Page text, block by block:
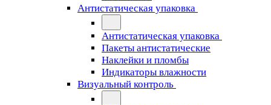
Антистатическая упаковка
Антистатическая упаковка
Пакеты антистатические
Наклейки и пломбы
Индикаторы влажности
Визуальный контроль